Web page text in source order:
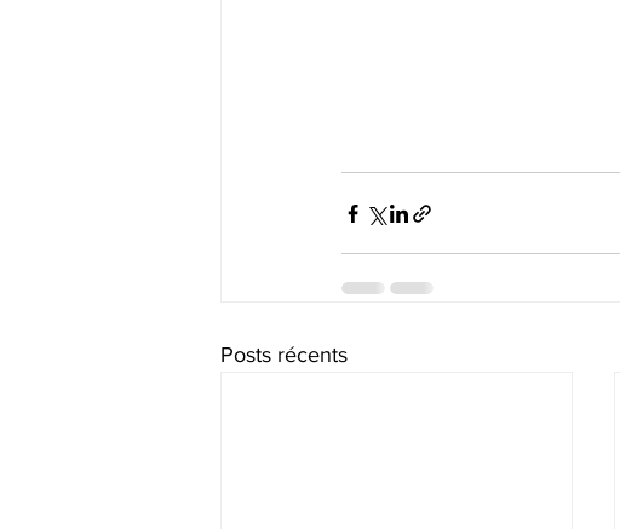
Posts récents